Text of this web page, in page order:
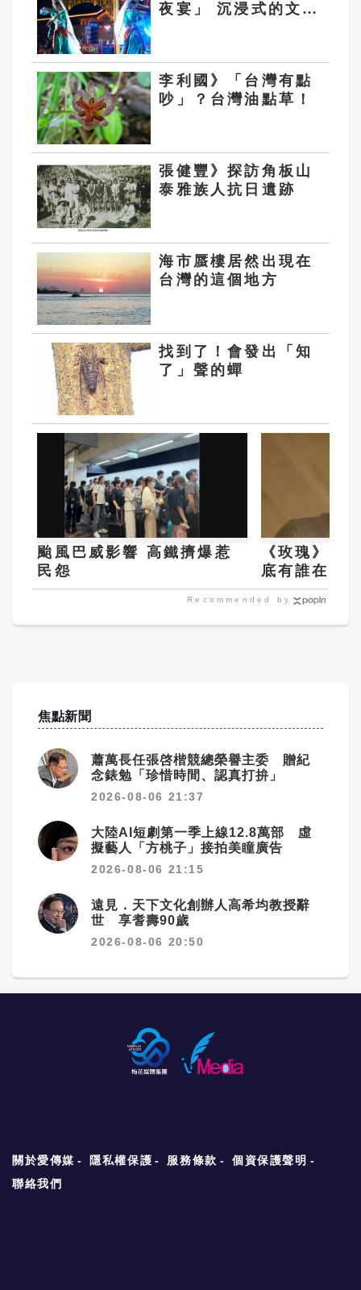
夜宴」 沉浸式的文旅
李利國》「台灣有點
吵」？台灣油點草！
張健豐》探訪角板山
泰雅族人抗日遺跡
海市蜃樓居然出現在
台灣的這個地方
找到了！會發出「知
了」聲的蟬
颱風巴威影響 高鐵擠爆惹
民怨
《玫瑰》前
底有誰在啊
嗎？
Recommended by
焦點新聞
蕭萬長任張啓楷競總榮譽主委 贈紀
念錶勉「珍惜時間、認真打拚」
2026-08-06 21:37
大陸AI短劇第一季上線12.8萬部 虛
擬藝人「方桃子」接拍美瞳廣告
2026-08-06 21:15
遠見．天下文化創辦人高希均教授辭
世 享耆壽90歲
2026-08-06 20:50
關於愛傳媒 隱私權保護 服務條款
個資保護聲明
聯絡我們